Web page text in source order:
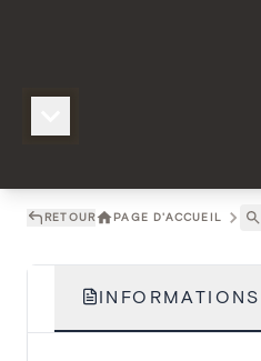
RETOUR PAGE D'ACCUEIL
INFORMATIONS